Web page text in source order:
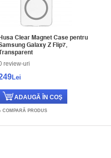
Clear Magnet Case pentru
Galaxy Z Flip7,
review-uri
Lei
COMPARĂ PRODUS